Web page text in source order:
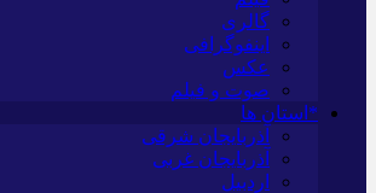
گالری
اینفوگرافی
عکس
صوت و فیلم
*استان ها
آذربایجان شرقی
آذربایجان غربی
اردبیل